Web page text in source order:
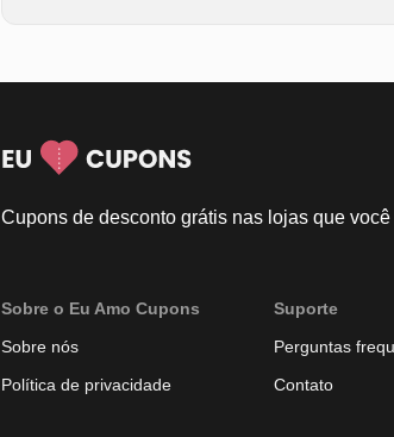
Cupons de desconto grátis nas lojas que você
Sobre o Eu Amo Cupons
Sobre nós
Política de privacidade
Suporte
Perguntas
Contato